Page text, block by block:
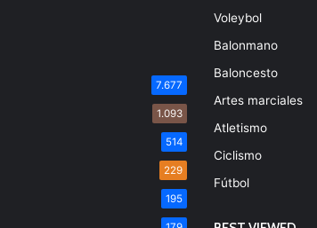
7.677
1.093
514
229
195
Voleybol
Balonmano
Baloncesto
Artes marciales
Atletismo
Ciclismo
Fútbol